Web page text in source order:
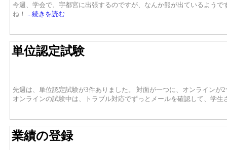
今週、学会で、宇都宮に出張するのですが、なんか熊が出ているよう
ね！
...続きを読む
単位認定試験
先週は、単位認定試験が3件ありました。 対面が一つに、オンライン
オンラインの試験中は、トラブル対応でずっとメールを確認して、学
業績の登録